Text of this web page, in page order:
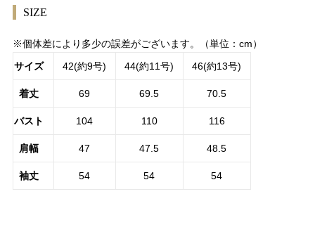
SIZE
※個体差により多少の誤差がございます。（単位：cm）
サイズ
42(約9号) 44(約11号) 46(約13号)
着丈 69 69.5 70.5
バスト 104 110 116
肩幅 47 47.5 48.5
袖丈 54 54 54